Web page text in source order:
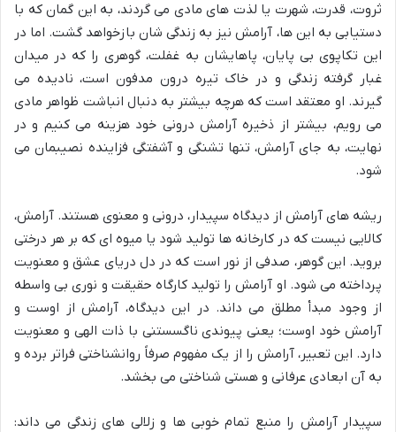
ثروت، قدرت، شهرت یا لذت های مادی می گردند، به این گمان که با
دستیابی به این ها، آرامش نیز به زندگی شان بازخواهد گشت. اما در
این تکاپوی بی پایان، پاهایشان به غفلت، گوهری را که در میدان
غبار گرفته زندگی و در خاک تیره درون مدفون است، نادیده می
گیرند. او معتقد است که هرچه بیشتر به دنبال انباشت ظواهر مادی
می رویم، بیشتر از ذخیره آرامش درونی خود هزینه می کنیم و در
نهایت، به جای آرامش، تنها تشنگی و آشفتگی فزاینده نصیبمان می
شود.
ریشه های آرامش از دیدگاه سپیدار، درونی و معنوی هستند. آرامش،
کالایی نیست که در کارخانه ها تولید شود یا میوه ای که بر هر درختی
بروید. این گوهر، صدفی از نور است که در دل دریای عشق و معنویت
پرداخته می شود. او آرامش را تولید کارگاه حقیقت و نوری بی واسطه
از وجود مبدأ مطلق می داند. در این دیدگاه، آرامش از اوست و
آرامش خود اوست؛ یعنی پیوندی ناگسستنی با ذات الهی و معنویت
دارد. این تعبیر، آرامش را از یک مفهوم صرفاً روانشناختی فراتر برده و
به آن ابعادی عرفانی و هستی شناختی می بخشد.
سپیدار آرامش را منبع تمام خوبی ها و زلالی های زندگی می داند: